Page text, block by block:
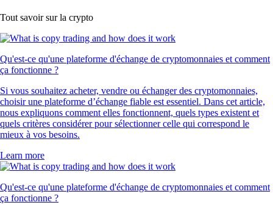
Tout savoir sur la crypto
Qu'est-ce qu'une plateforme d'échange de cryptomonnaies et comment
ça fonctionne ?
Si vous souhaitez acheter, vendre ou échanger des cryptomonnaies,
choisir une plateforme d’échange fiable est essentiel. Dans cet article,
nous expliquons comment elles fonctionnent, quels types existent et
quels critères considérer pour sélectionner celle qui correspond le
mieux à vos besoins.
Learn more
Qu'est-ce qu'une plateforme d'échange de cryptomonnaies et comment
ça fonctionne ?